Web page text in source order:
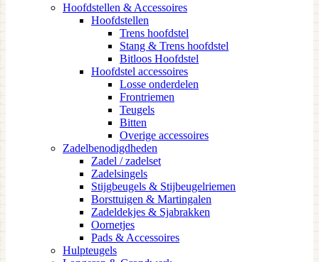
Hoofdstellen & Accessoires
Hoofdstellen
Trens hoofdstel
Stang & Trens hoofdstel
Bitloos Hoofdstel
Hoofdstel accessoires
Losse onderdelen
Frontriemen
Teugels
Bitten
Overige accessoires
Zadelbenodigdheden
Zadel / zadelset
Zadelsingels
Stijgbeugels & Stijbeugelriemen
Borsttuigen & Martingalen
Zadeldekjes & Sjabrakken
Oornetjes
Pads & Accessoires
Hulpteugels